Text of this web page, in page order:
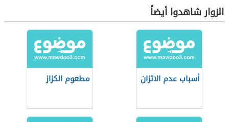
الزوار شاهدوا أيضاً
أسباب عدم الاتزان مطعوم الكزاز